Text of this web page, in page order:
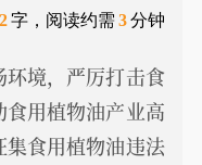
字，阅读约需 3分钟
境，严厉打击食
用植物油产业高
食用植物油违法